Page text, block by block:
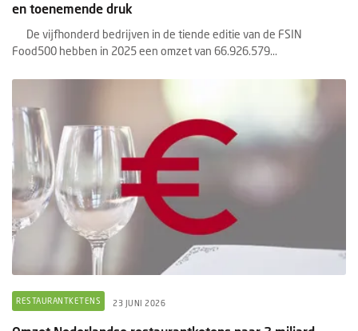
en toenemende druk
De vijfhonderd bedrijven in de tiende editie van de FSIN
Food500 hebben in 2025 een omzet van 66.926.579...
RESTAURANTKETENS 23 JUNI 2026